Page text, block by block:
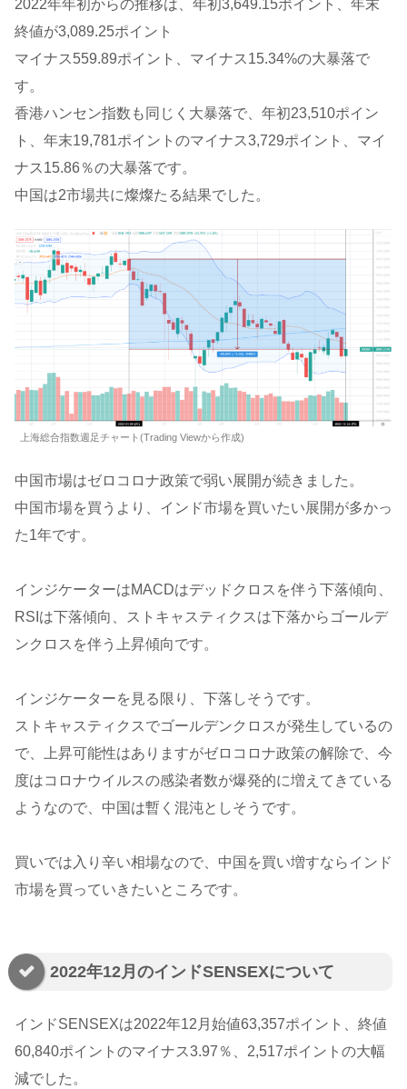
2022年年初からの推移は、年初3,649.15ポイント、年末
終値が3,089.25ポイント
マイナス559.89ポイント、マイナス15.34%の大暴落で
す。
香港ハンセン指数も同じく大暴落で、年初23,510ポイン
ト、年末19,781ポイントのマイナス3,729ポイント、マイ
ナス15.86％の大暴落です。
中国は2市場共に燦燦たる結果でした。
上海総合指数週足チャート(Trading Viewから作成)
中国市場はゼロコロナ政策で弱い展開が続きました。
中国市場を買うより、インド市場を買いたい展開が多かっ
た1年です。
インジケーターはMACDはデッドクロスを伴う下落傾向、
RSIは下落傾向、ストキャスティクスは下落からゴールデ
ンクロスを伴う上昇傾向です。
インジケーターを見る限り、下落しそうです。
ストキャスティクスでゴールデンクロスが発生しているの
で、上昇可能性はありますがゼロコロナ政策の解除で、今
度はコロナウイルスの感染者数が爆発的に増えてきている
ようなので、中国は暫く混沌としそうです。
買いでは入り辛い相場なので、中国を買い増すならインド
市場を買っていきたいところです。
2022年12月のインドSENSEXについて
インドSENSEXは2022年12月始値63,357ポイント、終値
60,840ポイントのマイナス3.97％、2,517ポイントの大幅
減でした。